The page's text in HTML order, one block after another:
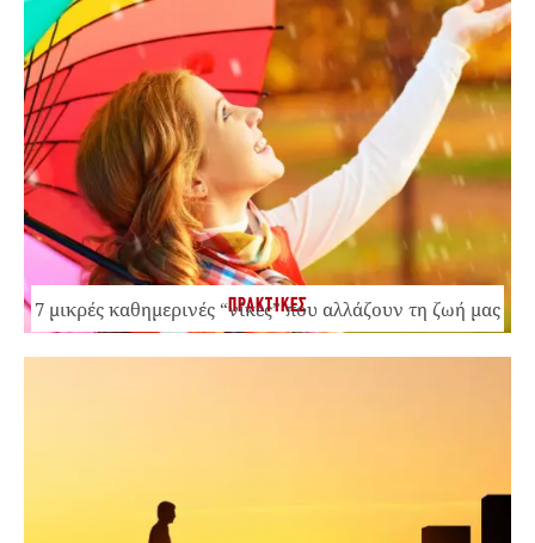
ΠΡΑΚΤΙΚΕΣ
7 μικρές καθημερινές “νίκες” που αλλάζουν τη ζωή μας